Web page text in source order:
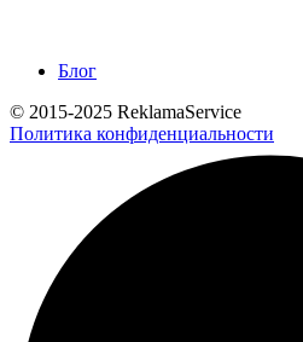
Блог
© 2015-2025 ReklamaService
Политика конфиденциальности